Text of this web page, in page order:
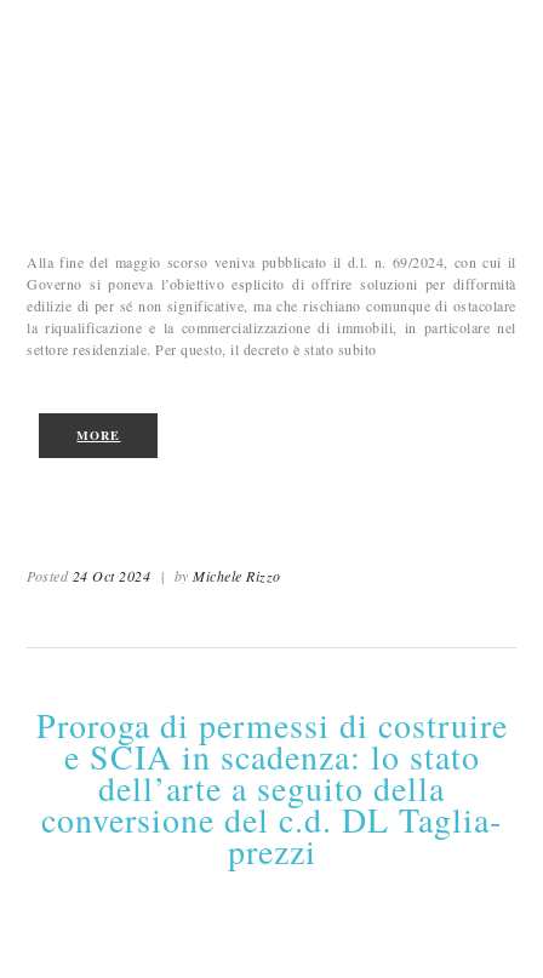
Alla fine del maggio scorso veniva pubblicato il d.l. n. 69/2024, con cui il
Governo si poneva l’obiettivo esplicito di offrire soluzioni per difformità
edilizie di per sé non significative, ma che rischiano comunque di ostacolare
la riqualificazione e la commercializzazione di immobili, in particolare nel
settore residenziale. Per questo, il decreto è stato subito
MORE
Posted 24 Oct 2024 | byMichele Rizzo
Proroga di permessi di costruire
e SCIA in scadenza: lo stato
dell’arte a seguito della
conversione del c.d. DL Taglia-
prezzi